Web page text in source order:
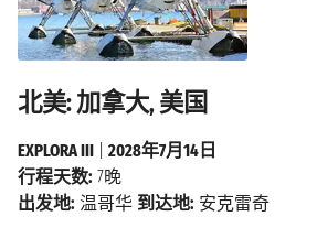
北美: 加拿大, 美国
EXPLORA III
2028年7月14日
行程天数: 7晚
出发地: 温哥华 到达地: 安克雷奇